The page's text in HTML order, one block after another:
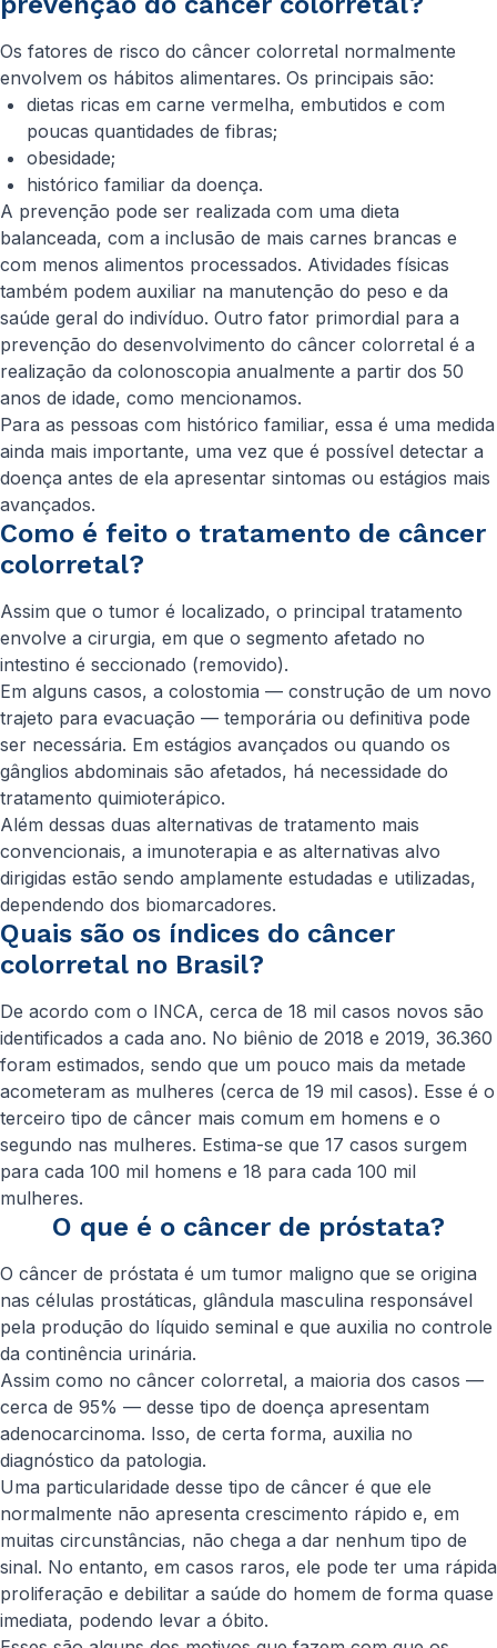
Os fatores de risco do câncer colorretal normalmente
envolvem os hábitos alimentares. Os principais são:
dietas ricas em carne vermelha, embutidos e com
poucas quantidades de fibras;
obesidade;
histórico familiar da doença.
A prevenção pode ser realizada com uma dieta
balanceada, com a inclusão de mais carnes brancas e
com menos alimentos processados. Atividades físicas
também podem auxiliar na manutenção do peso e da
saúde geral do indivíduo. Outro fator primordial para a
prevenção do desenvolvimento do câncer colorretal é a
realização da colonoscopia anualmente a partir dos 50
anos de idade, como mencionamos.
Para as pessoas com histórico familiar, essa é uma medida
ainda mais importante, uma vez que é possível detectar a
doença antes de ela apresentar sintomas ou estágios mais
avançados.
Como é feito o tratamento de câncer
colorretal?
Assim que o tumor é localizado, o principal tratamento
envolve a cirurgia, em que o segmento afetado no
intestino é seccionado (removido).
Em alguns casos, a colostomia — construção de um novo
trajeto para evacuação — temporária ou definitiva pode
ser necessária. Em estágios avançados ou quando os
gânglios abdominais são afetados, há necessidade do
tratamento quimioterápico.
Além dessas duas alternativas de tratamento mais
convencionais, a imunoterapia e as alternativas alvo
dirigidas estão sendo amplamente estudadas e utilizadas,
dependendo dos biomarcadores.
Quais são os índices do câncer
colorretal no Brasil?
De acordo com o INCA, cerca de 18 mil casos novos são
identificados a cada ano. No biênio de 2018 e 2019, 36.360
foram estimados, sendo que um pouco mais da metade
acometeram as mulheres (cerca de 19 mil casos). Esse é o
terceiro tipo de câncer mais comum em homens e o
segundo nas mulheres. Estima-se que 17 casos surgem
para cada 100 mil homens e 18 para cada 100 mil
mulheres.
O que é o câncer de próstata?
O câncer de próstata é um tumor maligno que se origina
nas células prostáticas, glândula masculina responsável
pela produção do líquido seminal e que auxilia no controle
da continência urinária.
Assim como no câncer colorretal, a maioria dos casos —
cerca de 95% — desse tipo de doença apresentam
adenocarcinoma. Isso, de certa forma, auxilia no
diagnóstico da patologia.
Uma particularidade desse tipo de câncer é que ele
normalmente não apresenta crescimento rápido e, em
muitas circunstâncias, não chega a dar nenhum tipo de
sinal. No entanto, em casos raros, ele pode ter uma rápida
proliferação e debilitar a saúde do homem de forma quase
imediata, podendo levar a óbito.